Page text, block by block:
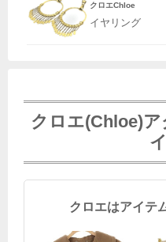
クロエChloe
イヤリング
クロエ(Chloe)
クロエはアイテ